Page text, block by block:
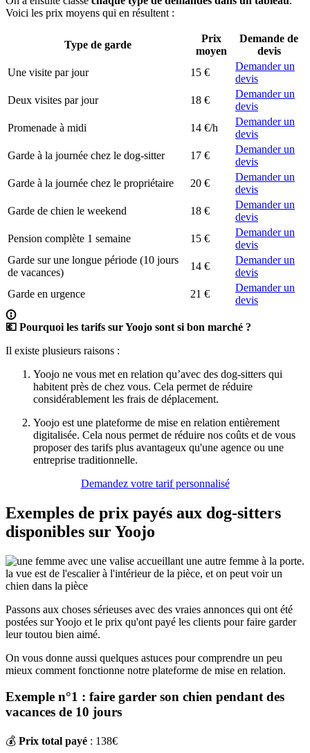
Voici les prix moyens qui en résultent :
Type de garde
Prix
moyen
Demande de
devis
Une visite par jour
15 €
Demander un
devis
Deux visites par jour
18 €
Demander un
devis
Promenade à midi
14 €/h
Demander un
devis
Garde à la journée chez le dog-sitter
17 €
Demander un
devis
Garde à la journée chez le propriétaire
20 €
Demander un
devis
Garde de chien le weekend
18 €
Demander un
devis
Pension complète 1 semaine
15 €
Demander un
devis
Garde sur une longue période (10 jours
de vacances)
14 €
Demander un
devis
Garde en urgence
21 €
Demander un
devis
💶 Pourquoi les tarifs sur Yoojo sont si bon marché ?
Il existe plusieurs raisons :
Yoojo ne vous met en relation qu’avec des dog-sitters qui
habitent près de chez vous. Cela permet de réduire
considérablement les frais de déplacement.
Yoojo est une plateforme de mise en relation entièrement
digitalisée. Cela nous permet de réduire nos coûts et de vous
proposer des tarifs plus avantageux qu'une agence ou une
entreprise traditionnelle.
Demandez votre tarif personnalisé
Exemples de prix payés aux dog-sitters
disponibles sur Yoojo
Passons aux choses sérieuses avec des vraies annonces qui ont été
postées sur Yoojo et le prix qu'ont payé les clients pour faire garder
leur toutou bien aimé.
On vous donne aussi quelques astuces pour comprendre un peu
mieux comment fonctionne notre plateforme de mise en relation.
Exemple n°1 : faire garder son chien pendant des
vacances de 10 jours
💰 Prix total payé : 138€